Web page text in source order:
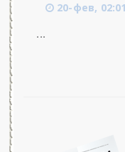
20-фев, 02:01
...